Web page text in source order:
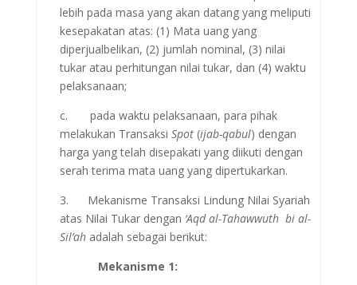
lebih pada masa yang akan datang yang meliputi
kesepakatan atas: (1) Mata uang yang
diperjualbelikan, (2) jumlah nominal, (3) nilai
tukar atau perhitungan nilai tukar, dan (4) waktu
pelaksanaan;
c. pada waktu pelaksanaan, para pihak
melakukan Transaksi Spot (ijab-qabul) dengan
harga yang telah disepakati yang diikuti dengan
serah terima mata uang yang dipertukarkan.
3. Mekanisme Transaksi Lindung Nilai Syariah
atas Nilai Tukar dengan ‘Aqd al-Tahawwuth bi al-
Sil’ah adalah sebagai berikut:
Mekanisme 1: